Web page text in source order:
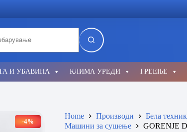
И УБАВИНА КЛИМА УРЕДИ ГРЕЕЊЕ
-4%
Home Производи Бела
Машини за сушење
GORENJE